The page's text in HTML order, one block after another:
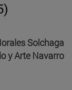
Solchaga
y Arte Navarro